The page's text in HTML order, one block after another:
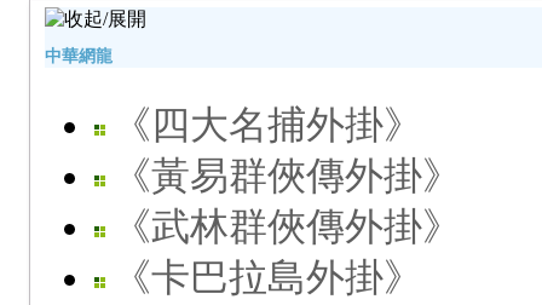
中華網龍
《四大名捕外掛》
《黃易群俠傳外掛》
《武林群俠傳外掛》
《卡巴拉島外掛》